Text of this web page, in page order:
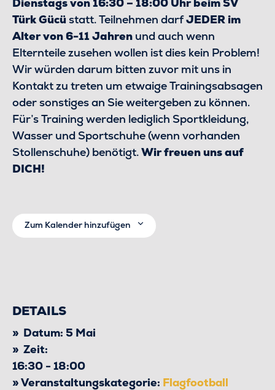
Türk Gücüstatt. Teilnehmen darfJEDER im
Alter von 6-11 Jahren und auch wenn
Elternteile zusehen wollen ist dies kein Problem!
Wir würden darum bitten zuvor mit uns in
Kontakt zu treten um etwaige Trainingsabsagen
oder sonstiges an Sie weitergeben zu können.
Für’s Training werden lediglich Sportkleidung,
Wasser und Sportschuhe (wenn vorhanden
Stollenschuhe) benötigt.Wir freuen uns auf
DICH!
Zum Kalender hinzufügen
DETAILS
Datum: 5 Mai
Zeit:
16:30 - 18:00
Veranstaltungskategorie: Flagfootball